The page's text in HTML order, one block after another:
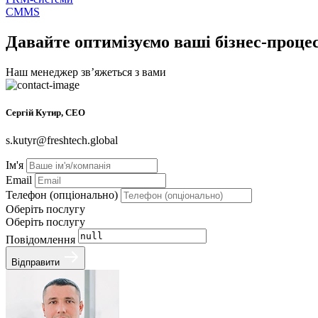
CMMS
Давайте оптимізуємо ваші бізнес-
Наш менеджер звʼяжеться з вами
Сергій Кутир, CEO
s.kutyr@freshtech.global
Ім'я
Email
Телефон (опціонально)
Оберіть послугу
Оберіть послугу
Повідомлення
Відправити